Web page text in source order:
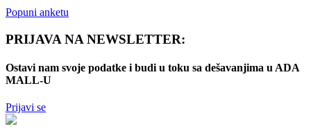
Popuni anketu
PRIJAVA NA NEWSLETTER:
Ostavi nam svoje podatke i budi u toku sa dešavanjima u ADA
MALL-U
Prijavi se